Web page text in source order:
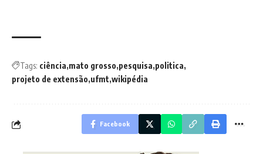
Tags: ciência mato grosso pesquisa politica
projeto de extensão ufmt wikipédia
Facebook